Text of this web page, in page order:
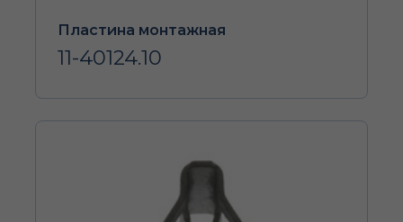
Пластина монтажная
11-40124.10